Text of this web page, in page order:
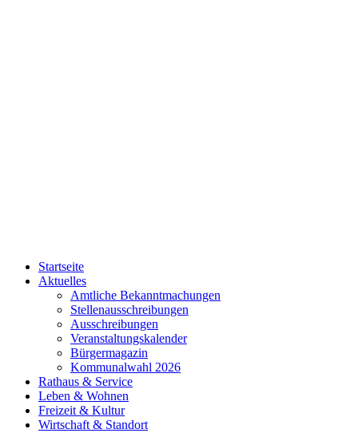
Startseite
Aktuelles
Amtliche Bekanntmachungen
Stellenausschreibungen
Ausschreibungen
Veranstaltungskalender
Bürgermagazin
Kommunalwahl 2026
Rathaus & Service
Leben & Wohnen
Freizeit & Kultur
Wirtschaft & Standort